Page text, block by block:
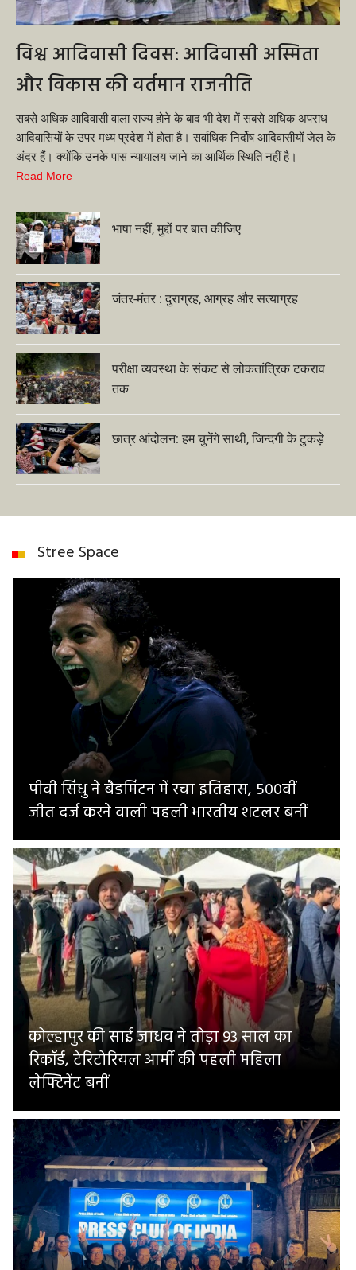
विश्व आदिवासी दिवस: आदिवासी अस्मिता
और विकास की वर्तमान राजनीति
सबसे अधिक आदिवासी वाला राज्य होने के बाद भी देश में सबसे अधिक अपराध
आदिवासियों के उपर मध्य प्रदेश में होता है। सर्वाधिक निर्दोष आदिवासीयों जेल के
अंदर हैं। क्योंकि उनके पास न्यायालय जाने का आर्थिक स्थिति नहीं है।
Read More
भाषा नहीं, मुद्दों पर बात कीजिए
जंतर-मंतर : दुराग्रह, आग्रह और सत्याग्रह
परीक्षा व्यवस्था के संकट से लोकतांत्रिक टकराव
तक
छात्र आंदोलन: हम चुनेंगे साथी, जिन्दगी के टुकड़े
Stree Space
पीवी सिंधु ने बैडमिंटन में रचा इतिहास, 500वीं
जीत दर्ज करने वाली पहली भारतीय शटलर बनीं
कोल्हापुर की साई जाधव ने तोड़ा 93 साल का
रिकॉर्ड, टेरिटोरियल आर्मी की पहली महिला
लेफ्टिनेंट बनीं